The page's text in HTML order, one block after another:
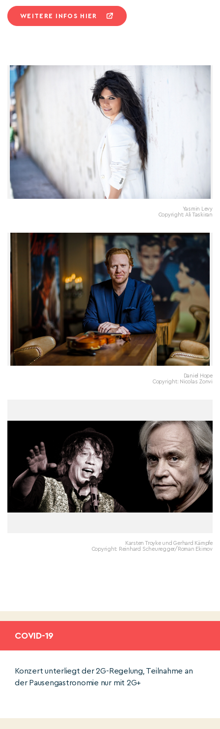
WEITERE INFOS HIER
Yasmin Levy
Copyright: Ali Taskiran
Daniel Hope
Copyright: Nicolas Zonvi
Karsten Troyke und Gerhard Kämpfe
Copyright: Reinhard Scheuregger/Roman Ekimov
COVID-19
Konzert unterliegt der 2G-Regelung, Teilnahme an
der Pausengastronomie nur mit 2G+